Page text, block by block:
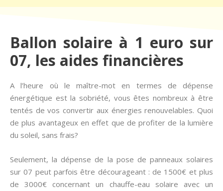
Ballon solaire à 1 euro sur
07, les aides financières
A l’heure où le maître-mot en termes de dépense
énergétique est la sobriété, vous êtes nombreux à être
tentés de vos convertir aux énergies renouvelables. Quoi
de plus avantageux en effet que de profiter de la lumière
du soleil, sans frais?
Seulement, la dépense de la pose de panneaux solaires
sur 07 peut parfois être décourageant : de 1500€ et plus
de 3000€ concernant un chauffe-eau solaire avec un